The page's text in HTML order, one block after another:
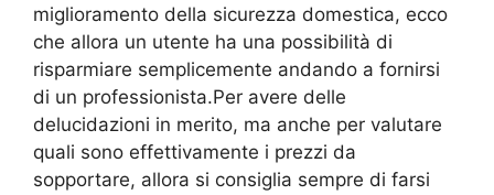
miglioramento della sicurezza domestica, ecco
che allora un utente ha una possibilità di
risparmiare semplicemente andando a fornirsi
di un professionista.Per avere delle
delucidazioni in merito, ma anche per valutare
quali sono effettivamente i prezzi da
sopportare, allora si consiglia sempre di farsi